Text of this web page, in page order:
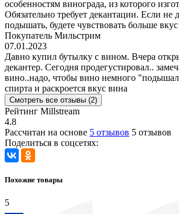
особенностям винограда, из которого
Обязательно требует декантации. Если не
подышать, будете чувствовать больше
Покупатель Мильстрим
07.01.2023
Давно купил бутылку с вином. Вчера
декантер. Сегодня продегустировал..
вино..надо, чтобы вино немного
спирта и раскроется вкус вина
Смотреть все отзывы (2)
Рейтинг Millstream
4.8
Рассчитан на основе 5 отзывов 5 отзывов
Поделиться в соцсетях:
Похожие товары
5